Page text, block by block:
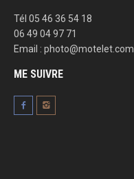
Tél 05 46 36 54 18
06 49 04 97 71
Email : photo@motelet.com
ME SUIVRE